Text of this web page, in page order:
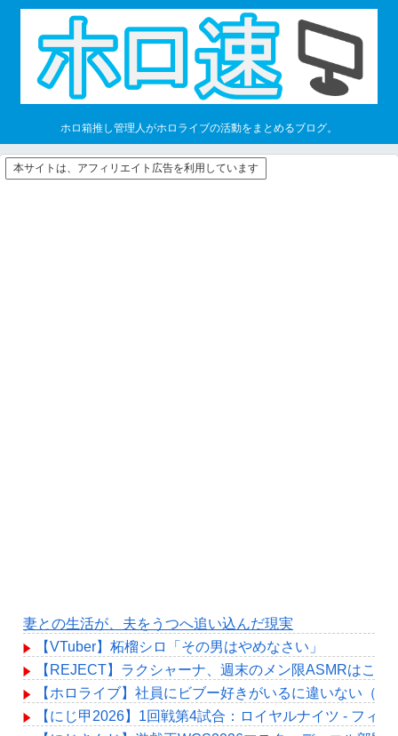
ホロ箱推し管理人がホロライブの活動をまとめるブログ。
本サイトは、アフィリエイト広告を利用しています
妻との生活が、夫をうつへ追い込んだ現実
【VTuber】柘榴シロ「その男はやめなさい」
【REJECT】ラクシャーナ、週末のメン限ASMRはこれ
【ホロライブ】社員にビブー好きがいるに違いない（確
【にじ甲2026】1回戦第4試合：ロイヤルナイツ - フィ